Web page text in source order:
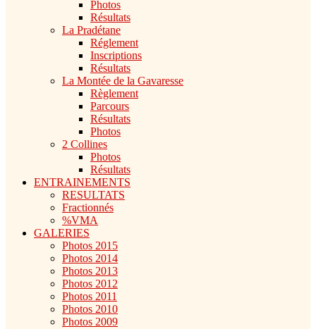
Photos
Résultats
La Pradétane
Réglement
Inscriptions
Résultats
La Montée de la Gavaresse
Règlement
Parcours
Résultats
Photos
2 Collines
Photos
Résultats
ENTRAINEMENTS
RESULTATS
Fractionnés
%VMA
GALERIES
Photos 2015
Photos 2014
Photos 2013
Photos 2012
Photos 2011
Photos 2010
Photos 2009